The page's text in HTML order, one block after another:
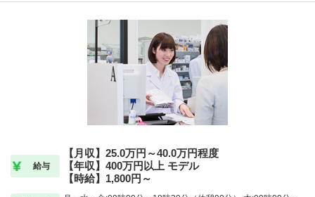
給与
【月収】25.0万円～40.0万円程度
【年収】400万円以上 モデル
【時給】1,800円～